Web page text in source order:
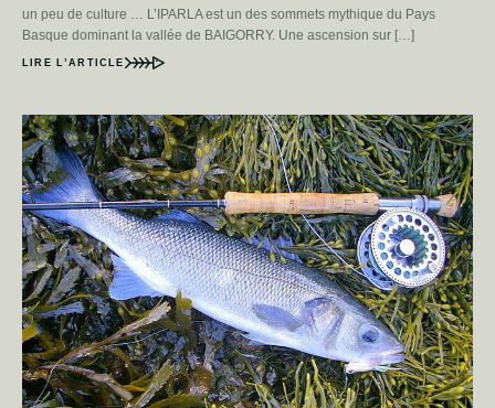
un peu de culture … L’IPARLA est un des sommets mythique du Pays
Basque dominant la vallée de BAIGORRY. Une ascension sur […]
LIRE L’ARTICLE